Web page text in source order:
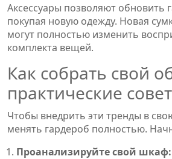
Аксессуары позволяют обновить
покупая новую одежду. Новая
могут полностью изменить
комплекта вещей.
Как собрать свой
практические
Чтобы внедрить эти тренды в
менять гардероб полностью.
Проанализируйте свой шкаф: